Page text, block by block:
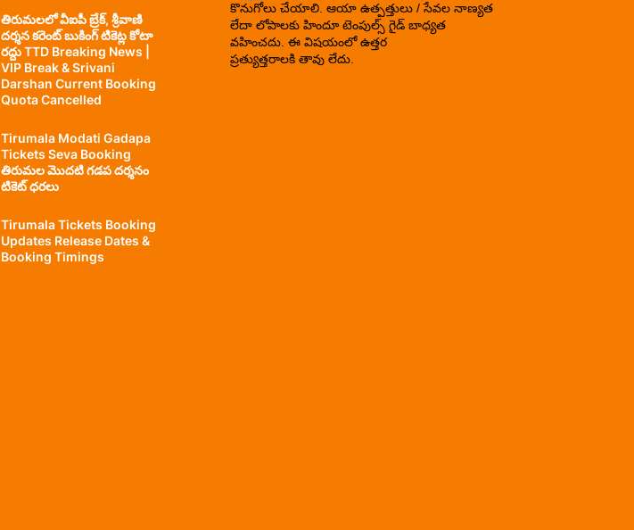
తిరుమలలో వీఐపీ బ్రేక్, శ్రీవాణి
దర్శన కరెంట్ బుకింగ్ టికెట్ల కోటా
రద్దు TTD Breaking News |
VIP Break & Srivani
Darshan Current Booking
Quota Cancelled
Tirumala Modati Gadapa
Tickets Seva Booking
తిరుమల మొదటి గడప దర్శనం
టికెట్ ధరలు
Tirumala Tickets Booking
Updates Release Dates &
Booking Timings
కొనుగోలు చేయాలి. ఆయా ఉత్పత్తులు / సేవల నాణ్యత
లేదా లోపాలకు హిందూ టెంపుల్స్ గైడ్ బాధ్యత
వహించదు. ఈ విషయంలో ఉత్తర
ప్రత్యుత్తరాలకి తావు లేదు.